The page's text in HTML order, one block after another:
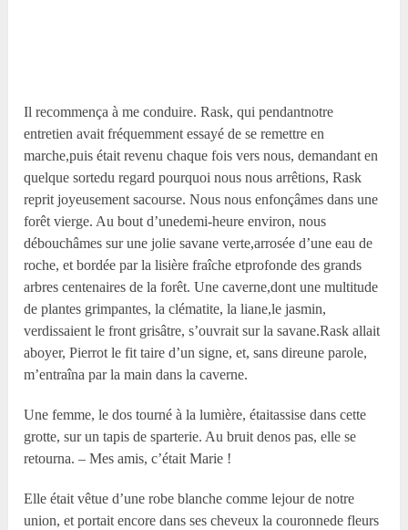
Il recommença à me conduire. Rask, qui pendantnotre
entretien avait fréquemment essayé de se remettre en
marche,puis était revenu chaque fois vers nous, demandant en
quelque sortedu regard pourquoi nous nous arrêtions, Rask
reprit joyeusement sacourse. Nous nous enfonçâmes dans une
forêt vierge. Au bout d’unedemi-heure environ, nous
débouchâmes sur une jolie savane verte,arrosée d’une eau de
roche, et bordée par la lisière fraîche etprofonde des grands
arbres centenaires de la forêt. Une caverne,dont une multitude
de plantes grimpantes, la clématite, la liane,le jasmin,
verdissaient le front grisâtre, s’ouvrait sur la savane.Rask allait
aboyer, Pierrot le fit taire d’un signe, et, sans direune parole,
m’entraîna par la main dans la caverne.
Une femme, le dos tourné à la lumière, étaitassise dans cette
grotte, sur un tapis de sparterie. Au bruit denos pas, elle se
retourna. – Mes amis, c’était Marie !
Elle était vêtue d’une robe blanche comme lejour de notre
union, et portait encore dans ses cheveux la couronnede fleurs